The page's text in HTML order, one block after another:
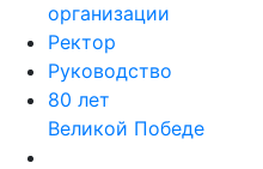
организации
Ректор
Руководство
80 лет
Великой Победе